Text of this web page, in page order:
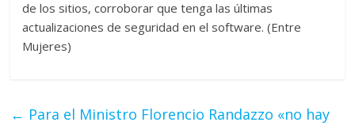
de los sitios, corroborar que tenga las últimas
actualizaciones de seguridad en el software. (Entre
Mujeres)
← Para el Ministro Florencio Randazzo «no hay